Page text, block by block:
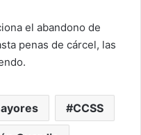
el abandono de
penas de cárcel, las
CCSS